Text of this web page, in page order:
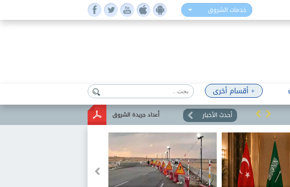
خدمات الشروق
+ أقسام أخرى
أعداد جريدة الشروق أحدث الأخبار